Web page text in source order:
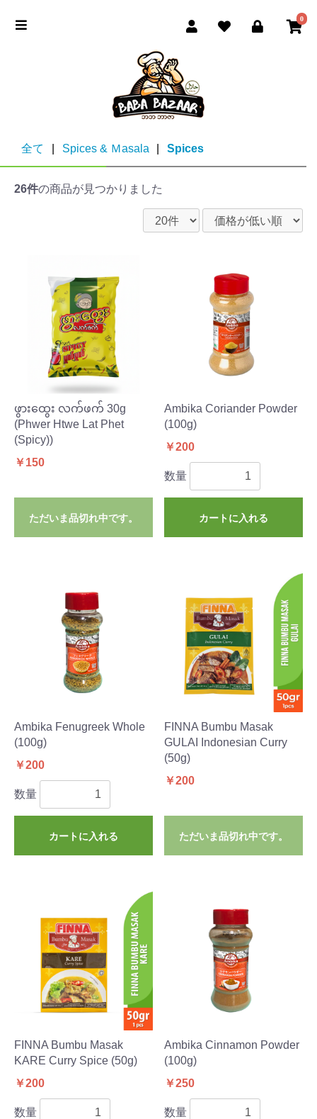
0
全て Spices & Ｍasala Spices
26件の商品が見つかりました
ဖွားထွေး လက်ဖက် 30g
(Phwer Htwe Lat Phet
(Spicy))
￥150
ただいま品切れ中です。
Ambika Coriander Powder
(100g)
￥200
数量
カートに入れる
Ambika Fenugreek Whole
(100g)
￥200
数量
カートに入れる
FINNA Bumbu Masak
GULAI Indonesian Curry
(50g)
￥200
ただいま品切れ中です。
FINNA Bumbu Masak
KARE Curry Spice (50g)
￥200
数量
Ambika Cinnamon Powder
(100g)
￥250
数量